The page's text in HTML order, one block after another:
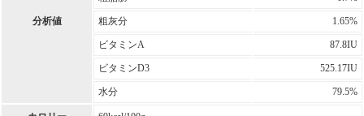
分析値 粗灰分 1.65%
ビタミンA 87.8IU
ビタミンD3 525.17IU
水分 79.5%